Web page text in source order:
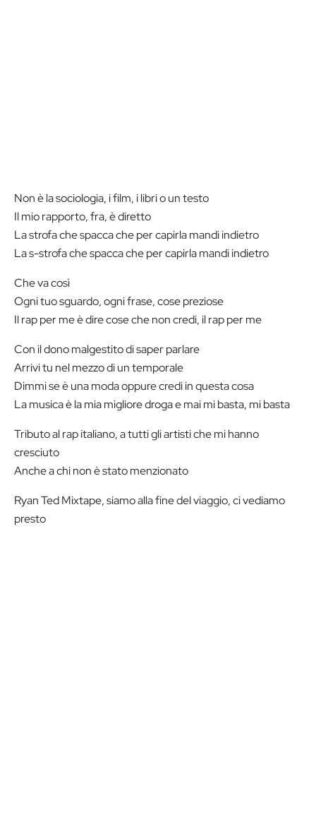
Non è la sociologia, i film, i libri o un testo
Il mio rapporto, fra, è diretto
La strofa che spacca che per capirla mandi indietro
La s-strofa che spacca che per capirla mandi indietro
Che va così
Ogni tuo sguardo, ogni frase, cose preziose
Il rap per me è dire cose che non credi, il rap per me
Con il dono malgestito di saper parlare
Arrivi tu nel mezzo di un temporale
Dimmi se è una moda oppure credi in questa cosa
La musica è la mia migliore droga e mai mi basta, mi basta
Tributo al rap italiano, a tutti gli artisti che mi hanno
cresciuto
Anche a chi non è stato menzionato
Ryan Ted Mixtape, siamo alla fine del viaggio, ci vediamo
presto